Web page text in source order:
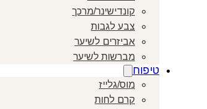
קונדישינר/מרכך
צבע לגבות
אביזרים לשיער
מברשות לשיער
טיפוח
מוס/גלייז
קרם לחות